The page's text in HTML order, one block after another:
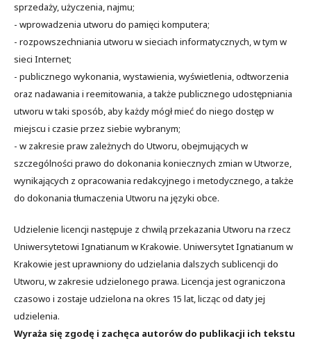
sprzedaży, użyczenia, najmu;
- wprowadzenia utworu do pamięci komputera;
- rozpowszechniania utworu w sieciach informatycznych, w tym w
sieci Internet;
- publicznego wykonania, wystawienia, wyświetlenia, odtworzenia
oraz nadawania i reemitowania, a także publicznego udostępniania
utworu w taki sposób, aby każdy mógł mieć do niego dostęp w
miejscu i czasie przez siebie wybranym;
- w zakresie praw zależnych do Utworu, obejmujących w
szczególności prawo do dokonania koniecznych zmian w Utworze,
wynikających z opracowania redakcyjnego i metodycznego, a także
do dokonania tłumaczenia Utworu na języki obce.
Udzielenie licencji następuje z chwilą przekazania Utworu na rzecz
Uniwersytetowi Ignatianum w Krakowie. Uniwersytet Ignatianum w
Krakowie jest uprawniony do udzielania dalszych sublicencji do
Utworu, w zakresie udzielonego prawa. Licencja jest ograniczona
czasowo i zostaje udzielona na okres 15 lat, licząc od daty jej
udzielenia.
Wyraża się zgodę i zachęca autorów do publikacji ich tekstu